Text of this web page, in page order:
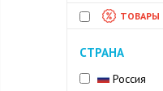
ТОВАРЫ
СТРАНА
Россия